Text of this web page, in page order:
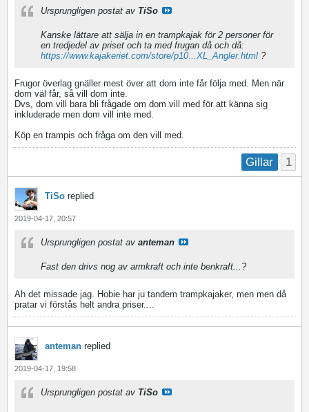
Ursprungligen postat av TiSo
Kanske lättare att sälja in en trampkajak för 2 personer för
en tredjedel av priset och ta med frugan då och då:
https://www.kajakeriet.com/store/p10...XL_Angler.html ?
Frugor överlag gnäller mest över att dom inte får följa med. Men när
dom väl får, så vill dom inte.
Dvs, dom vill bara bli frågade om dom vill med för att känna sig
inkluderade men dom vill inte med.
Köp en trampis och fråga om den vill med.
Gillar 1
TiSo replied
2019-04-17, 20:57
Ursprungligen postat av anteman
Fast den drivs nog av armkraft och inte benkraft...?
Ah det missade jag. Hobie har ju tandem trampkajaker, men men då
pratar vi förstås helt andra priser....
anteman replied
2019-04-17, 19:58
Ursprungligen postat av TiSo